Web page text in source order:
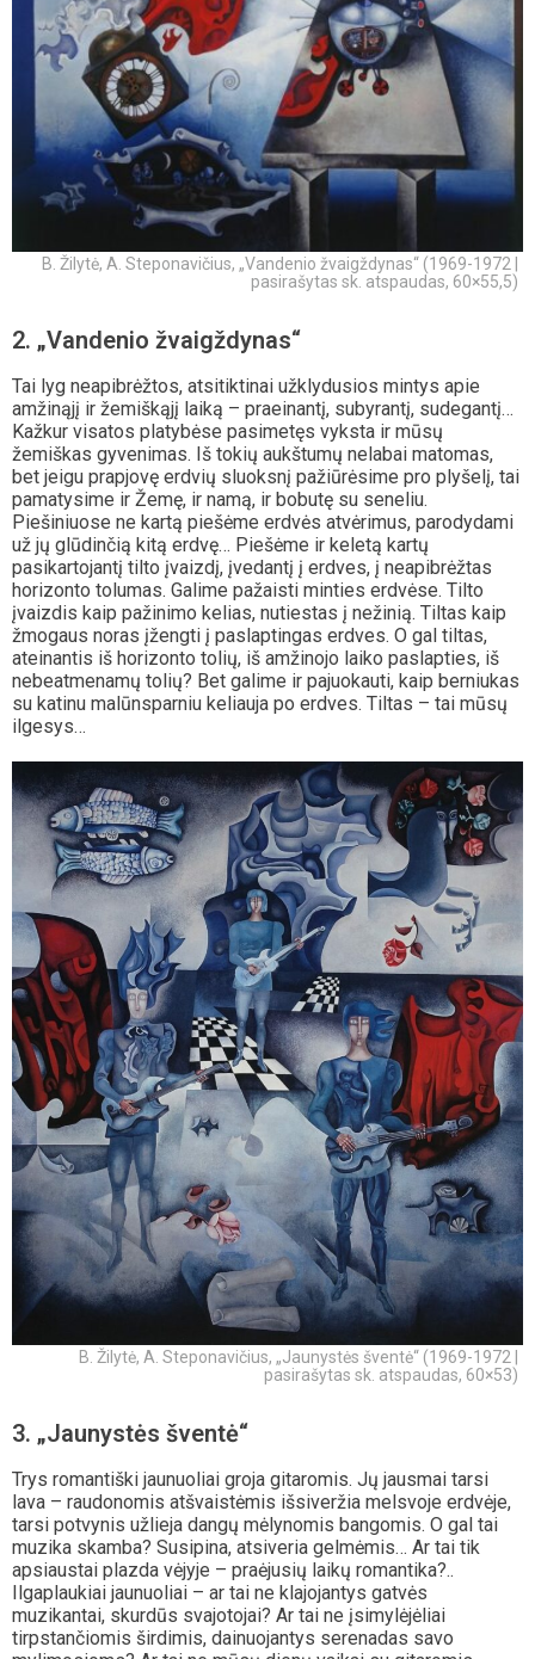
B. Žilytė, A. Steponavičius, „Vandenio žvaigždynas“ (1969-1972 |
pasirašytas sk. atspaudas, 60×55,5)
2. „Vandenio žvaigždynas“
Tai lyg neapibrėžtos, atsitiktinai užklydusios mintys apie
amžinąjį ir žemiškąjį laiką – praeinantį, subyrantį, sudegantį…
Kažkur visatos platybėse pasimetęs vyksta ir mūsų
žemiškas gyvenimas. Iš tokių aukštumų nelabai matomas,
bet jeigu prapjovę erdvių sluoksnį pažiūrėsime pro plyšelį, tai
pamatysime ir Žemę, ir namą, ir bobutę su seneliu.
Piešiniuose ne kartą piešėme erdvės atvėrimus, parodydami
už jų glūdinčią kitą erdvę… Piešėme ir keletą kartų
pasikartojantį tilto įvaizdį, įvedantį į erdves, į neapibrėžtas
horizonto tolumas. Galime pažaisti minties erdvėse. Tilto
įvaizdis kaip pažinimo kelias, nutiestas į nežinią. Tiltas kaip
žmogaus noras įžengti į paslaptingas erdves. O gal tiltas,
ateinantis iš horizonto tolių, iš amžinojo laiko paslapties, iš
nebeatmenamų tolių? Bet galime ir pajuokauti, kaip berniukas
su katinu malūnsparniu keliauja po erdves. Tiltas – tai mūsų
ilgesys…
B. Žilytė, A. Steponavičius, „Jaunystės šventė“ (1969-1972 |
pasirašytas sk. atspaudas, 60×53)
3. „Jaunystės šventė“
Trys romantiški jaunuoliai groja gitaromis. Jų jausmai tarsi
lava – raudonomis atšvaistėmis išsiveržia melsvoje erdvėje,
tarsi potvynis užlieja dangų mėlynomis bangomis. O gal tai
muzika skamba? Susipina, atsiveria gelmėmis… Ar tai tik
apsiaustai plazda vėjyje – praėjusių laikų romantika?..
Ilgaplaukiai jaunuoliai – ar tai ne klajojantys gatvės
muzikantai, skurdūs svajotojai? Ar tai ne įsimylėjėliai
tirpstančiomis širdimis, dainuojantys serenadas savo